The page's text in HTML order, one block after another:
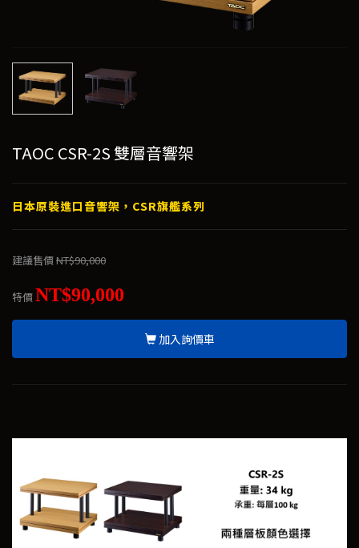
TAOC CSR-2S 雙層音響架
日本原裝進口音響架，CSR旗艦系列
建議售價NT$90,000
特價NT$90,000
加入詢價車